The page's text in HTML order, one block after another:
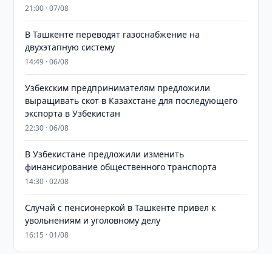
21:00 · 07/08
В Ташкенте переводят газоснабжение на
двухэтапную систему
14:49 · 06/08
Узбекским предпринимателям предложили
выращивать скот в Казахстане для последующего
экспорта в Узбекистан
22:30 · 06/08
В Узбекистане предложили изменить
финансирование общественного транспорта
14:30 · 02/08
Случай с пенсионеркой в Ташкенте привел к
увольнениям и уголовному делу
16:15 · 01/08